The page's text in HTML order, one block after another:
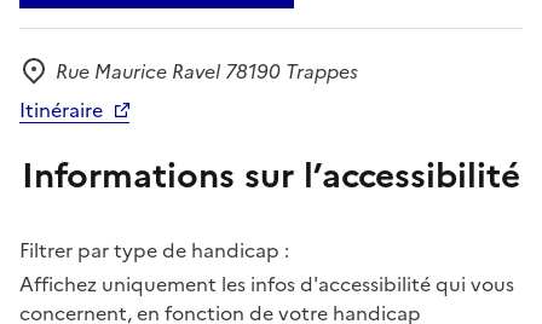
Adresse
Rue Maurice Ravel 78190 Trappes
Itinéraire
Informations sur l’accessibilité
Filtrer par type de handicap :
Affichez uniquement les infos d'accessibilité qui vous
concernent, en fonction de votre handicap